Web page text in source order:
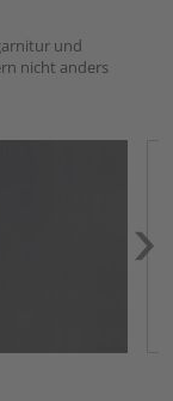
und
nicht anders